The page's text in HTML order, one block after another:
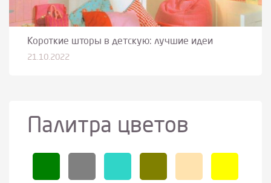
Короткие шторы в детскую: лучшие идеи
21.10.2022
Палитра цветов